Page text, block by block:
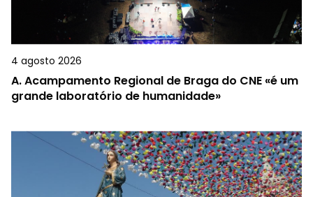
4 agosto 2026
A.Acampamento Regional de Braga do CNE «é um
grande laboratório de humanidade»